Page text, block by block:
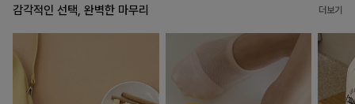
감각적인 선택, 완벽한 마무리 더보기